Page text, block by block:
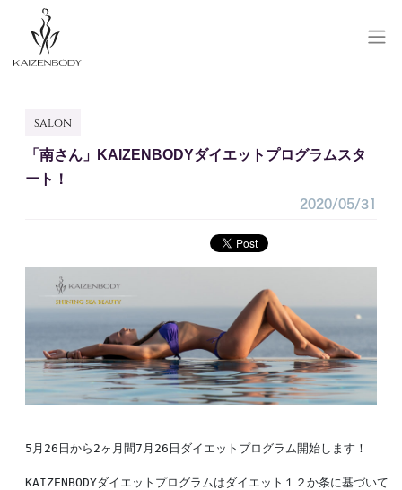
SCHOOL RESERVE
salon
「南さん」KAIZENBODYダイエットプログラムスタ
ート！
2020/05/31
5月26日から2ヶ月間7月26日ダイエットプログラム開始します！
KAIZENBODYダイエットプログラムはダイエット１２か条に基づいて